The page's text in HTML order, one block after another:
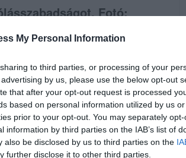
My Personal Information
to third parties, or processing of your
by us, please use the below opt-out
that after your opt-out request is processed
based on personal information utilized by us
prior to your opt-out. You may separately
information by third parties on the IAB’s list of
also be disclosed by us to third parties on the
further disclose it to other third parties.
Fotó:
még akkor sem feltétlen jó
kockázatot, és ha
hogy ne az online
De attól, hogy
állnak elő
nem annyira